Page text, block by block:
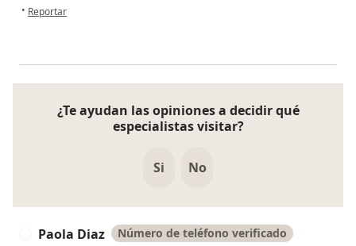
• en opinión del usuario Camilo Rincón
Reportar
¿Te ayudan las opiniones a decidir qué
especialistas visitar?
Si No
Paola Diaz Número de teléfono verificado